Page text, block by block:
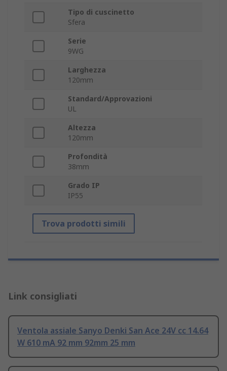
Tipo di cuscinetto
Sfera
Serie
9WG
Larghezza
120mm
Standard/Approvazioni
UL
Altezza
120mm
Profondità
38mm
Grado IP
IP55
Trova prodotti simili
Link consigliati
Ventola assiale Sanyo Denki San Ace 24V cc 14.64
W 610 mA 92 mm 92mm 25 mm